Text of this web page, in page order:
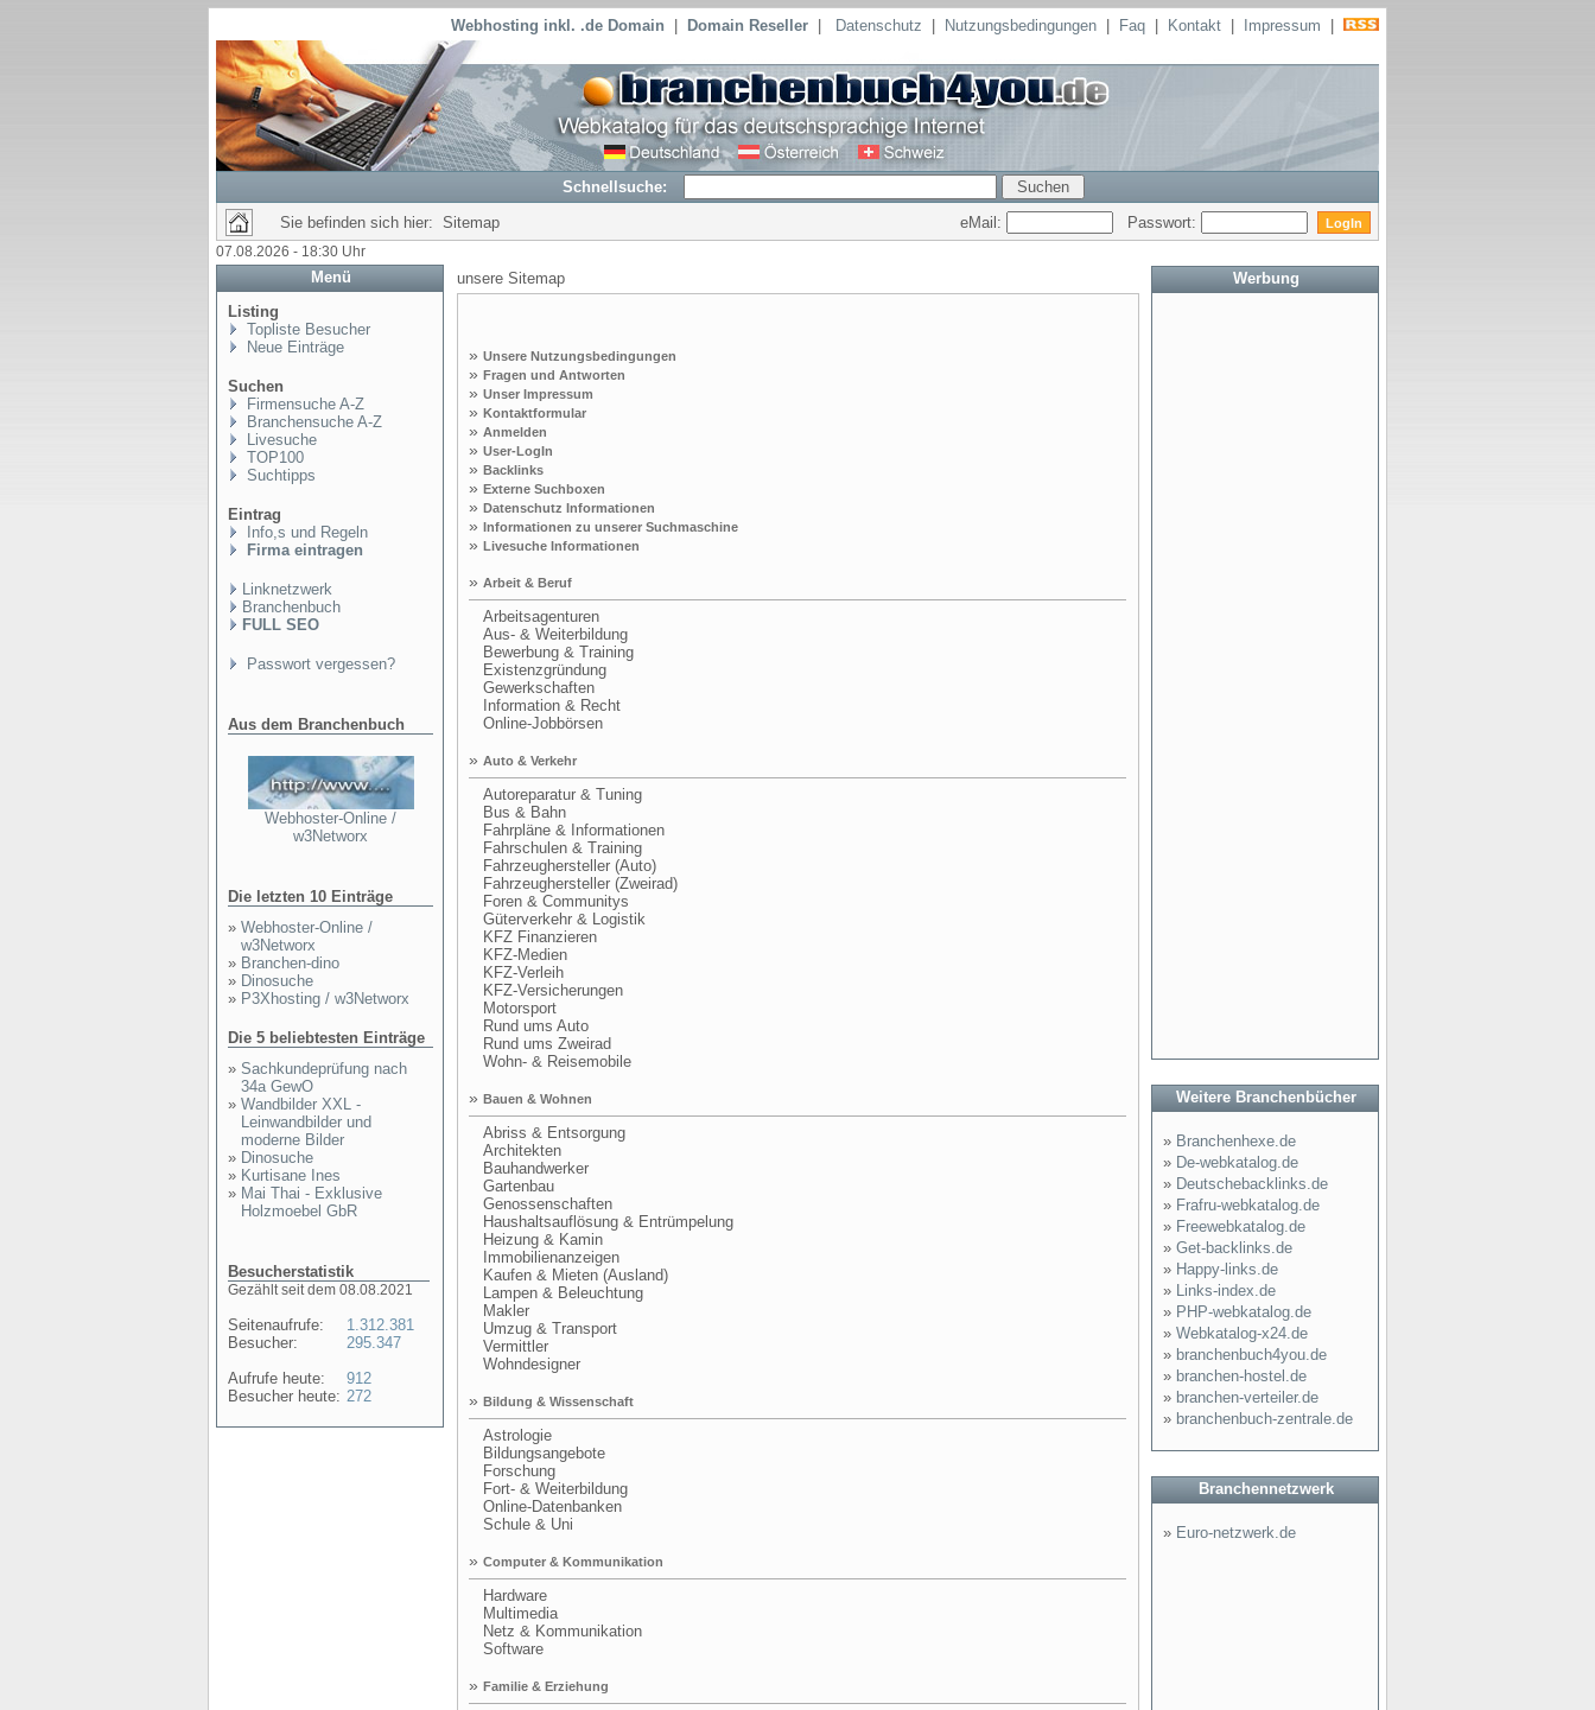
Webhosting inkl. .de Domain Domain Reseller Datenschutz Nutzungsbedingungen Faq Kontakt Impressum
Schnellsuche:
Sie befinden sich hier: Sitemap
eMail: Passwort:
07.08.2026 - 18:30 Uhr
Menü
Listing
Topliste Besucher
Neue Einträge
Suchen
Firmensuche A-Z
Branchensuche A-Z
Livesuche
TOP100
Suchtipps
Eintrag
Info,s und Regeln
Firma eintragen
Linknetzwerk
Branchenbuch
FULL SEO
Passwort vergessen?
Aus dem Branchenbuch
Webhoster-Online /
w3Networx
Die letzten 10 Einträge
» Webhoster-Online /
w3Networx
» Branchen-dino
» Dinosuche
» P3Xhosting / w3Networx
Die 5 beliebtesten Einträge
» Sachkundeprüfung nach
34a GewO
» Wandbilder XXL -
Leinwandbilder und
moderne Bilder
» Dinosuche
» Kurtisane Ines
» Mai Thai - Exklusive
Holzmoebel GbR
Besucherstatistik
Gezählt seit dem 08.08.2021
Seitenaufrufe:
Besucher:
Aufrufe heute:
Besucher heute:
1.312.381
295.347
912
272
unsere Sitemap
» Unsere Nutzungsbedingungen
» Fragen und Antworten
» Unser Impressum
» Kontaktformular
» Anmelden
» User-LogIn
» Backlinks
» Externe Suchboxen
» Datenschutz Informationen
» Informationen zu unserer Suchmaschine
» Livesuche Informationen
» Arbeit & Beruf
Arbeitsagenturen
Aus- & Weiterbildung
Bewerbung & Training
Existenzgründung
Gewerkschaften
Information & Recht
Online-Jobbörsen
» Auto & Verkehr
Autoreparatur & Tuning
Bus & Bahn
Fahrpläne & Informationen
Fahrschulen & Training
Fahrzeughersteller (Auto)
Fahrzeughersteller (Zweirad)
Foren & Communitys
Güterverkehr & Logistik
KFZ Finanzieren
KFZ-Medien
KFZ-Verleih
KFZ-Versicherungen
Motorsport
Rund ums Auto
Rund ums Zweirad
Wohn- & Reisemobile
» Bauen & Wohnen
Abriss & Entsorgung
Architekten
Bauhandwerker
Gartenbau
Genossenschaften
Haushaltsauflösung & Entrümpelung
Heizung & Kamin
Immobilienanzeigen
Kaufen & Mieten (Ausland)
Lampen & Beleuchtung
Makler
Umzug & Transport
Vermittler
Wohndesigner
» Bildung & Wissenschaft
Astrologie
Bildungsangebote
Forschung
Fort- & Weiterbildung
Online-Datenbanken
Schule & Uni
» Computer & Kommunikation
Hardware
Multimedia
Netz & Kommunikation
Software
» Familie & Erziehung
Werbung
Weitere Branchenbücher
» Branchenhexe.de
» De-webkatalog.de
» Deutschebacklinks.de
» Frafru-webkatalog.de
» Freewebkatalog.de
» Get-backlinks.de
» Happy-links.de
» Links-index.de
» PHP-webkatalog.de
» Webkatalog-x24.de
» branchenbuch4you.de
» branchen-hostel.de
» branchen-verteiler.de
» branchenbuch-zentrale.de
Branchennetzwerk
» Euro-netzwerk.de